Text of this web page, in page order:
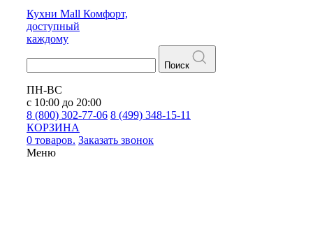
Кухни Mall Комфорт,
доступный
каждому
Поиск
ПН-ВС
с 10:00 до 20:00
8 (800) 302-77-06 8 (499) 348-15-11
КОРЗИНА
0 товаров. Заказать звонок
Меню